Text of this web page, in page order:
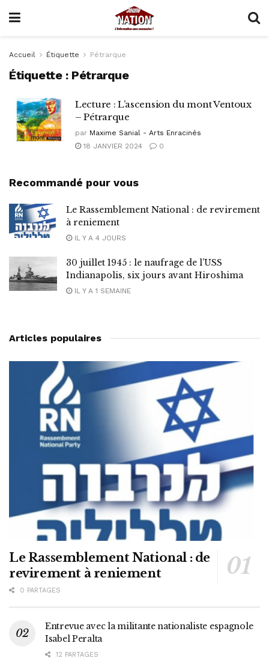
Accueil Étiquette Pétrarque
Étiquette : Pétrarque
Lecture : L’ascension du mont Ventoux
– Pétrarque
par Maxime Sanial - Arts Enracinés
18 JANVIER 2024
0
Recommandé pour vous
Le Rassemblement National : de revirement
à reniement
IL Y A 4 JOURS
30 juillet 1945 : le naufrage de l’USS
Indianapolis, six jours avant Hiroshima
IL Y A 1 SEMAINE
Articles populaires
Le Rassemblement National : de
revirement à reniement
0 PARTAGES
Entrevue avec la militante nationaliste espagnole
Isabel Peralta
12 PARTAGES